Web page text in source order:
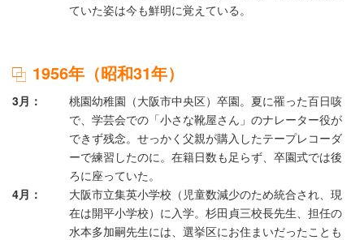
ていた姿は今も鮮明に覚えている。
1956年（昭和31年）
3月
桃園幼稚園（大阪市中央区）卒園。夏に罹った百日咳
で、学芸会での「小さな靴屋さん」のナレーター役が
できず残念。せっかく父親が購入したテープレコーダ
ーで練習したのに。在籍日数も足らず、卒園式では後
ろに座っていた。
4月
大阪市立集英小学校（児童数減少のため統合され、現
在は開平小学校）に入学。杉田貞三校長先生、担任の
水本多加嗣先生には、選挙区にお住まいだったことも